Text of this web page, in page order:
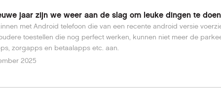
jaar zijn we weer aan de slag om leuke dingen te
met Android telefoon die van een recente android versie
toestellen die nog perfect werken, kunnen niet meer de
zorgapps en betaalapps etc. aan.
2025